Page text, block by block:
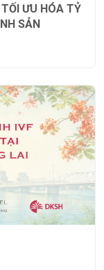
ƯU HÓA TỶ
SẢN